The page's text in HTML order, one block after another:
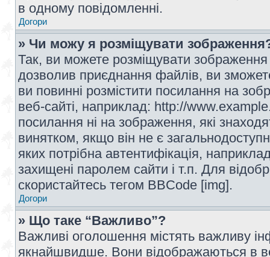
в одному повідомленні.
Догори
» Чи можу я розміщувати
Так, ви можете розміщувати
дозволив приєднання файлів, ви
ви повинні розмістити посилання на
веб-сайті, наприклад: http://
посилання ні на зображення, які
винятком, якщо він не є
яких потрібна автентифікація,
захищені паролем сайти і т.п. Для
скористайтесь тегом BBCode [img].
Догори
» Що таке “Важливо”?
Важливі оголошення містять важливу
якнайшвидше. Вони відображаються в